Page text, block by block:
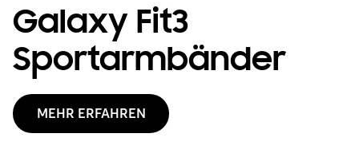
Galaxy Fit3
Sportarmbänder
MEHR ERFAHREN